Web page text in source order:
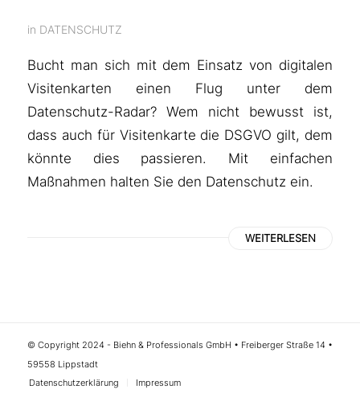
in DATENSCHUTZ
Bucht man sich mit dem Einsatz von digitalen
Visitenkarten einen Flug unter dem
Datenschutz-Radar? Wem nicht bewusst ist,
dass auch für Visitenkarte die DSGVO gilt, dem
könnte dies passieren. Mit einfachen
Maßnahmen halten Sie den Datenschutz ein.
WEITERLESEN
© Copyright 2024 - Biehn & Professionals GmbH • Freiberger Straße 14 •
59558 Lippstadt
Datenschutzerklärung
Impressum